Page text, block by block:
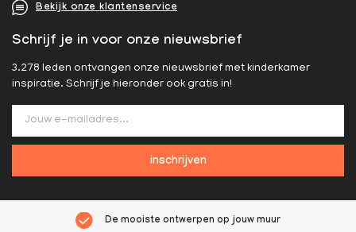
Bekijk onze klantenservice
Schrijf je in voor onze nieuwsbrief
3.278 leden ontvangen onze nieuwsbrief met kinderkamer
inspiratie. Schrijf je hieronder ook gratis in!
inschrijven
De mooiste ontwerpen op jouw muur